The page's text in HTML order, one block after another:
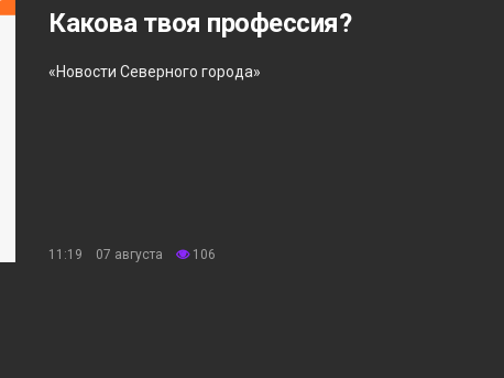
Какова твоя профессия?
«Новости Северного города»
11:19 07 августа 106